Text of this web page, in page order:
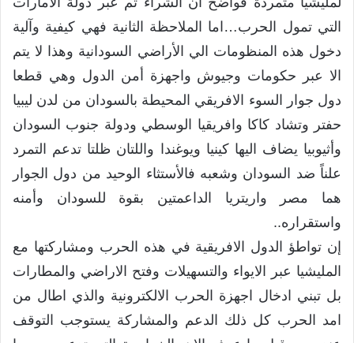
التي تمول الحرب…اما الملاحظة الثانية فهي كيفية وآلية
دخول هذه المنظومات الي الأراضي السودانية وهذا لا يتم
الا عبر حكومات وجيوش واجهزة أمن الدول وهي قطعا
دول جوار السوء الافريقي المحيطة بالسودان من لدن ليبيا
حفتر وتشاد كاكا وافريقيا الوسطي ودولة جنوب السودان
وأثيوبيا يضاف اليها كينيا ويوغندا واللتان ظلتا تدعم التمرد
علناً ضد السودان وشعبه فالأستثاء الوحيد من دول الجوار
هما مصر واريتريا الداعمتين بقوة للسودان وأمنه
واستقراره..
إن تواطؤ الدول الافريقية في هذه الحرب ومشاركتها مع
المليشيا عبر الايواء والتسهيلات وفتح الاراضي والمطارات
بل تبني ادخال اجهزة الحرب الالكترونية والذي اطال من
امد الحرب كل ذلك الدعم والمشاركة يستوجب التوقف